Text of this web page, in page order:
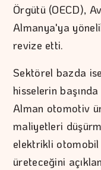
Örgütü (OECD),
Almanya'ya
revize etti.
Sektörel bazda
hisselerin
Alman otomotiv
maliyetleri
elektrikli
üreteceğini